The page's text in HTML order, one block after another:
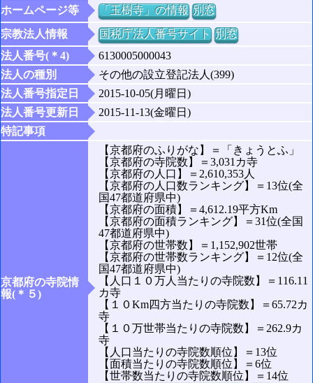
ホームページ等
「玉樹寺」の情報 別窓
宗教法人情報
国税庁法人番号サイト 別窓
法人番号(＊4)
6130005000043
法人の種別
その他の設立登記法人(399)
法人番号指定日
2015-10-05(月曜日)
法人番号更新日
2015-11-13(金曜日)
特記事項
京都府の寺院情
報(＊５)
【京都府のふりがな】＝「きょうとふ」
【京都府の寺院数】＝3,031カ寺
【京都府の人口】＝2,610,353人
【京都府の人口数ランキング】＝13位(全
国47都道府県中)
【京都府の面積】＝4,612.19平方Km
【京都府の面積ランキング】＝31位(全国
47都道府県中)
【京都府の世帯数】＝1,152,902世帯
【京都府の世帯数ランキング】＝12位(全
国47都道府県中)
【人口１０万人当たりの寺院数】＝116.11
カ寺
【１０Km四方当たりの寺院数】＝65.72カ
寺
【１０万世帯当たりの寺院数】＝262.9カ
寺
【人口当たりの寺院数順位】＝13位
【面積当たりの寺院数順位】＝6位
【世帯数当たりの寺院数順位】＝14位